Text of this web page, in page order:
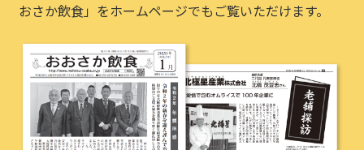
おさか飲食」をホームページでもご覧いただけます。